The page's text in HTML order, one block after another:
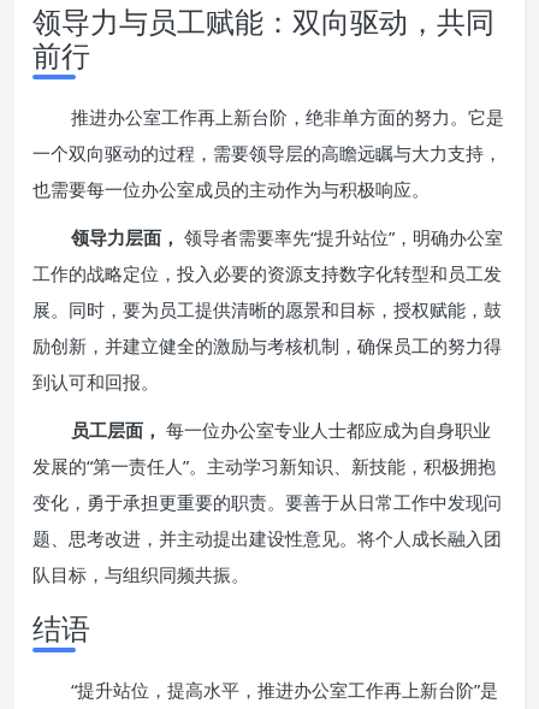
领导力与员工赋能：双向驱动，共同
前行
推进办公室工作再上新台阶，绝非单方面的努力。它是
一个双向驱动的过程，需要领导层的高瞻远瞩与大力支持，
也需要每一位办公室成员的主动作为与积极响应。
领导力层面， 领导者需要率先“提升站位”，明确办公室
工作的战略定位，投入必要的资源支持数字化转型和员工发
展。同时，要为员工提供清晰的愿景和目标，授权赋能，鼓
励创新，并建立健全的激励与考核机制，确保员工的努力得
到认可和回报。
员工层面， 每一位办公室专业人士都应成为自身职业
发展的“第一责任人”。主动学习新知识、新技能，积极拥抱
变化，勇于承担更重要的职责。要善于从日常工作中发现问
题、思考改进，并主动提出建设性意见。将个人成长融入团
队目标，与组织同频共振。
结语
“提升站位，提高水平，推进办公室工作再上新台阶”是